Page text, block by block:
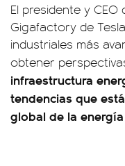
El presidente y CEO
Gigafactory de
industriales más
obtener
infraestructura
tendencias que
global de la